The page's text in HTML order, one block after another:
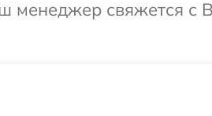
менеджер свяжется с